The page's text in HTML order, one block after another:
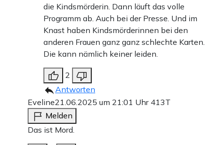
die Kindsmörderin. Dann läuft das volle
Programm ab. Auch bei der Presse. Und im
Knast haben Kindsmörderinnen bei den
anderen Frauen ganz ganz schlechte Karten.
Die kann nämlich keiner leiden.
2
Antworten
Eveline21.06.2025 um 21:01 Uhr 413T
Melden
Das ist Mord.